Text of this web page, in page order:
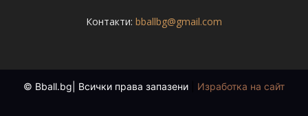
Контакти: bballbg@gmail.com
© Bball.bg| Всички права запазени Изработка на сайт